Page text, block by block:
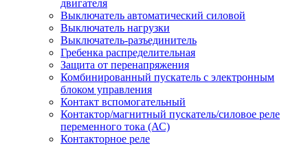
двигателя
Выключатель автоматический силовой
Выключатель нагрузки
Выключатель-разъединитель
Гребенка распределительная
Защита от перенапряжения
Комбинированный пускатель с электронным
блоком управления
Контакт вспомогательный
Контактор/магнитный пускатель/силовое реле
переменного тока (АС)
Контакторное реле